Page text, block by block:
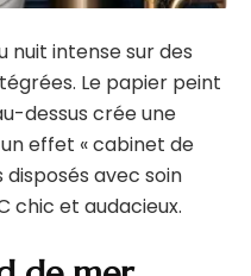
nuit intense sur des
Le papier peint
dessus crée une
effet « cabinet de
disposés avec soin
chic et audacieux.